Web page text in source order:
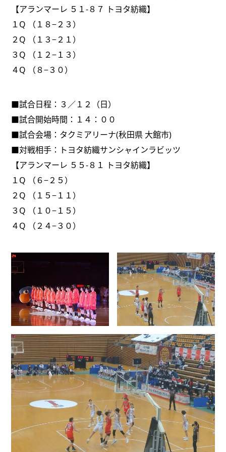
【アランマーレ ５１-８７ トヨタ紡織】
１Q （１８−２３）
２Q （１３−２１）
３Q （１２−１３）
４Q （８−３０）
■試合日程：３／１２（日）
■試合開始時間：１４：００
■試合会場：タクミアリーナ(秋田県 大館市)
■対戦相手：トヨタ紡織サンシャインラビッツ
【アランマーレ ５５-８１ トヨタ紡織】
１Q （６−２５）
２Q （１５−１１）
３Q （１０−１５）
４Q （２４−３０）